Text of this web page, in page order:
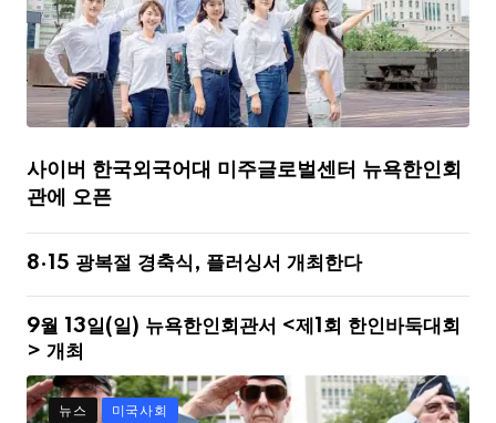
사이버 한국외국어대 미주글로벌센터 뉴욕한인회
관에 오픈
8·15 광복절 경축식, 플러싱서 개최한다
9월 13일(일) 뉴욕한인회관서 <제1회 한인바둑대회
> 개최
뉴스 미국사회